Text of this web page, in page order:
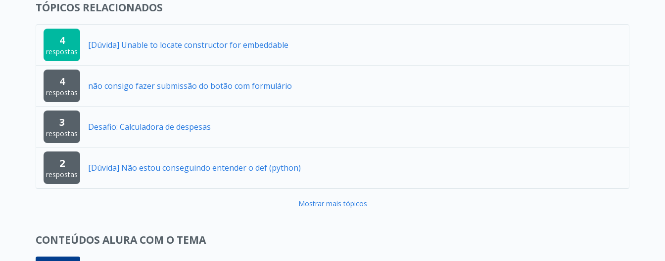
TÓPICOS RELACIONADOS
4
respostas
[Dúvida] Unable to locate constructor for embeddable
4
respostas
não consigo fazer submissão do botão com formulário
3
respostas
Desafio: Calculadora de despesas
2
respostas
[Dúvida] Não estou conseguindo entender o def (python)
Mostrar mais tópicos
CONTEÚDOS ALURA COM O TEMA